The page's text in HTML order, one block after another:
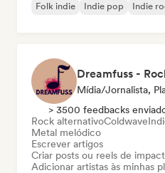
Folk indie
Indie pop Indie
Dreamfuss -
Mídia/Jornalista,
> 3500 feedbacks
Rock alternativoColdwave
Metal melódico
Escrever artigos
Criar posts ou reels de
Adicionar artistas às minhas